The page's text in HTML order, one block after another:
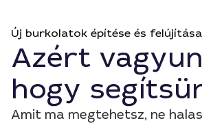
Új burkolatok építése és felújítása
Azért
hogy
Amit ma megtehetsz, ne